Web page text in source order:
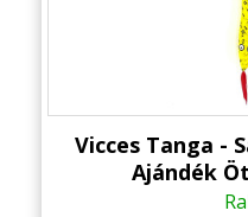
Vicces Tanga -
Ajándék